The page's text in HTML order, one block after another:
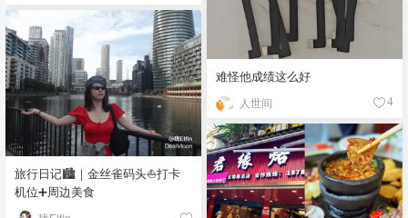
难怪他成绩这么好
人世间 4
旅行日记🏙️｜金丝雀码头⛵️打卡
机位➕周边美食